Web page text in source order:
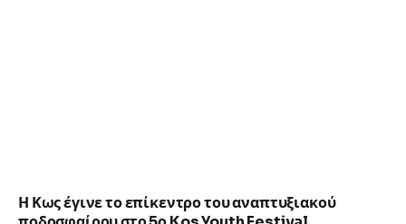
Η Κως έγινε το επίκεντρο του αναπτυξιακού